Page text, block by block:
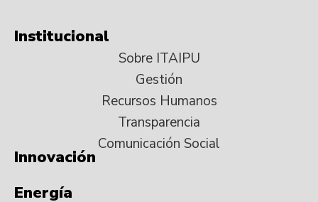
Institucional
Sobre ITAIPU
Gestión
Recursos Humanos
Transparencia
Comunicación Social
Innovación
Energía